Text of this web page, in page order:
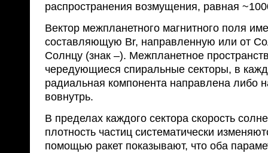
распространения возмущения, равная
Вектор межпланетного магнитного поля
составляющую Вr, направленную или от
Солнцу (знак –). Межпланетное
чередующиеся спиральные секто­ры, в
радиальная компонента направ­лена либо
вовнутрь.
В пределах каждого сектора скорость
плотность частиц систематически
помощью ракет показывают, что оба